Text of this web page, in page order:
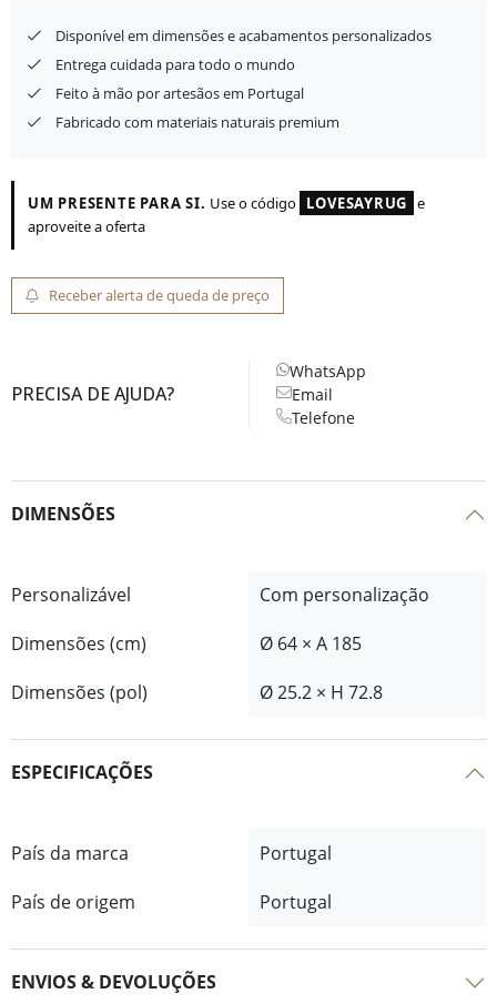
Disponível em dimensões e acabamentos personalizados
Entrega cuidada para todo o mundo
Feito à mão por artesãos em Portugal
Fabricado com materiais naturais premium
UM PRESENTE PARA SI. Use o código LOVESAYRUG e
aproveite a oferta
Receber alerta de queda de preço
PRECISA DE AJUDA?
WhatsApp
Email
Telefone
DIMENSÕES
Personalizável
Com personalização
Dimensões (cm)
Ø 64 × A 185
Dimensões (pol)
Ø 25.2 × H 72.8
ESPECIFICAÇÕES
País da marca
Portugal
País de origem
Portugal
ENVIOS & DEVOLUÇÕES